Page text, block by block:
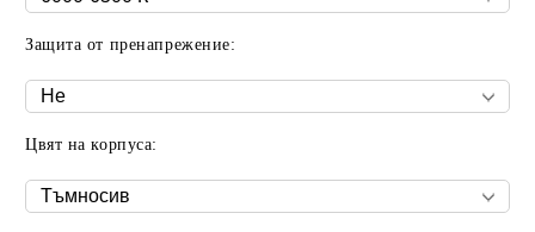
Защита от пренапрежение:
Цвят на корпуса: